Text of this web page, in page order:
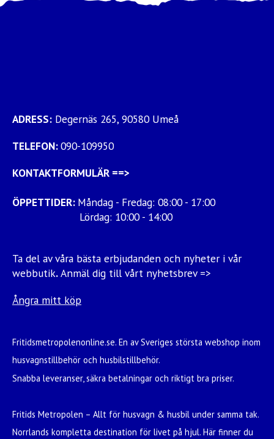
ADRESS: Degernäs 265, 90580 Umeå
TELEFON:090-109950
KONTAKTFORMULÄR ==>
ÖPPETTIDER: Måndag - Fredag: 08:00 - 17:00
Lördag: 10:00 - 14:00
Ta del av våra bästa erbjudanden och nyheter i vår
webbutik.Anmäl dig till vårt nyhetsbrev =>
Ångra mitt köp
Fritidsmetropolenonline.se. En av Sveriges största webshop inom
husvagnstillbehör och husbilstillbehör.
Snabba leveranser, säkra betalningar och riktigt bra priser.
Fritids Metropolen – Allt för husvagn & husbil under samma tak.
Norrlands kompletta destination för livet på hjul. Här finner du